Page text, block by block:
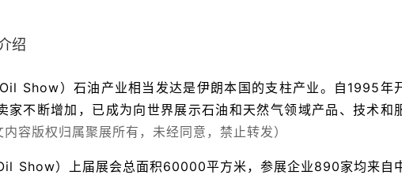
绍
Show）石油产业相当发达是伊朗本国的支柱产业。自1995年
家不断增加，已成为向世界展示石油和天然气领域产品、技术和
内容版权归属聚展所有，未经同意，禁止转发）
Show） 上届展会总面积60000平方米，参展企业890家均来自